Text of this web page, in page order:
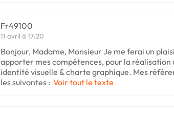
Fr49100
11 avril à 17:20
Bonjour, Madame, Monsieur Je me ferai un
apporter mes compétences, pour la réalisation
identité visuelle & charte graphique. Mes
les suivantes : Voir tout le texte